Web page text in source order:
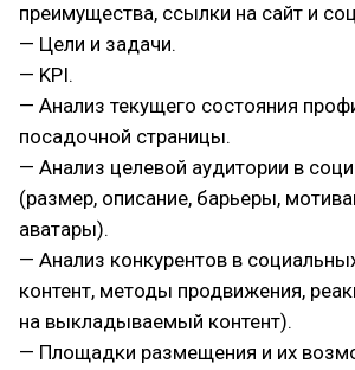
преимущества, ссылки на сайт и
— Цели и задачи.
— KPI.
— Анализ текущего состояния
посадочной страницы.
— Анализ целевой аудитории в
(размер, описание, барьеры,
аватары).
— Анализ конкурентов в
контент, методы продвижения,
на выкладываемый контент).
— Площадки размещения и их